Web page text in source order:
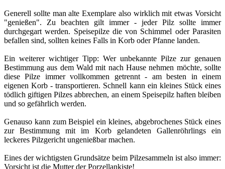
Generell sollte man alte Exemplare also wirklich mit etwas Vorsicht
"genießen". Zu beachten gilt immer - jeder Pilz sollte immer
durchgegart werden. Speisepilze die von Schimmel oder Parasiten
befallen sind, sollten keines Falls in Korb oder Pfanne landen.
Ein weiterer wichtiger Tipp: Wer unbekannte Pilze zur genauen
Bestimmung aus dem Wald mit nach Hause nehmen möchte, sollte
diese Pilze immer vollkommen getrennt - am besten in einem
eigenen Korb - transportieren. Schnell kann ein kleines Stück eines
tödlich giftigen Pilzes abbrechen, an einem Speisepilz haften bleiben
und so gefährlich werden.
Genauso kann zum Beispiel ein kleines, abgebrochenes Stück eines
zur Bestimmung mit im Korb gelandeten Gallenröhrlings ein
leckeres Pilzgericht ungenießbar machen.
Eines der wichtigsten Grundsätze beim Pilzesammeln ist also immer:
Vorsicht ist die Mutter der Porzellankiste!